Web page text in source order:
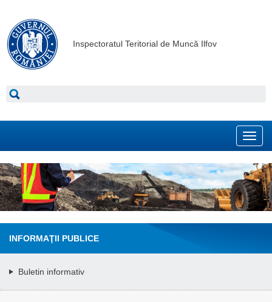
Inspectoratul Teritorial de Muncă Ilfov
INFORMAŢII PUBLICE
Buletin informativ